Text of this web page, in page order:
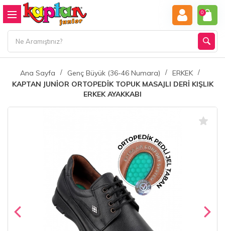
0
Ana Sayfa Genç Büyük (36-46 Numara)
ERKEK
KAPTAN JUNİOR ORTOPEDİK TOPUK MASAJLI DERİ KIŞLIK
ERKEK AYAKKABI